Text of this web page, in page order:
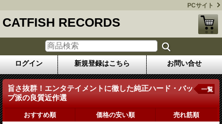
PCサイト
CATFISH RECORDS
ログイン 新規登録はこちら お問い合せ
旨さ抜群！エンタテイメントに徹した純正ハード・バッ
プ派の良質近作選
一覧
おすすめ順 価格の安い順 売れ筋順